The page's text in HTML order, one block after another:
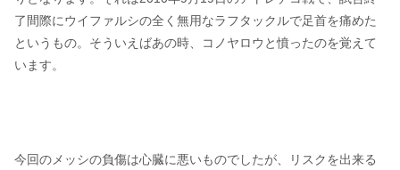
了間際にウイファルシの全く無用なラフタックルで足首を痛めた
というもの。そういえばあの時、コノヤロウと憤ったのを覚えて
います。
今回のメッシの負傷は心臓に悪いものでしたが、リスクを出来る